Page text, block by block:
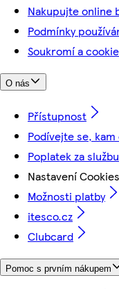
Nakupujte online
Podmínky
Soukromí a
O nás
Přístupnost
Podívejte se,
Poplatek za službu
Nastavení Cookies
Možnosti platby
itesco.cz
Clubcard
Pomoc s prvním nákupem